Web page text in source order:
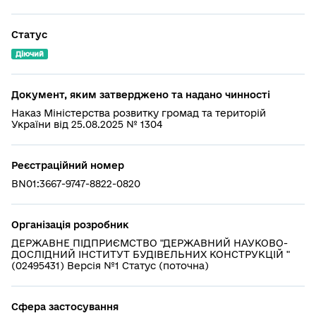
Статус
Діючий
Документ, яким затверджено та надано чинності
Наказ Міністерства розвитку громад та територій
України від 25.08.2025 № 1304
Реєстраційний номер
BN01:3667-9747-8822-0820
Організація розробник
ДЕРЖАВНЕ ПІДПРИЄМСТВО "ДЕРЖАВНИЙ НАУКОВО-
ДОСЛІДНИЙ ІНСТИТУТ БУДІВЕЛЬНИХ КОНСТРУКЦІЙ "
(02495431) Версія №1 Статус (поточна)
Сфера застосування